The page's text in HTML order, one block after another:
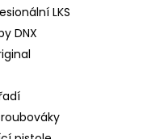
LKS
DNX